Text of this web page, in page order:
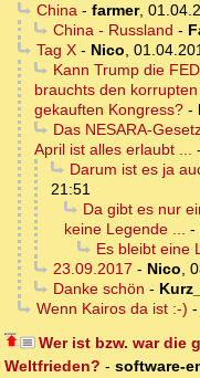
China- farmer,
China - Russland -
Tag X- Nico,
Kann Trump die
brauchts den
gekauften Kongress? -
Das NESARA-
April ist alles erlaubt ... -
Darum ist es ja
21:51
Da gibt es nur
keine Legende ... -
Es bleibt eine
23.09.2017 - Nico,
Danke schön -
Wenn Kairos da ist :-) -
Wer ist bzw. war die
Weltfrieden? - software-